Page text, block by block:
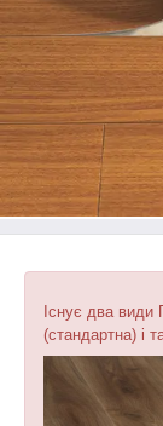
Існує два
(стандартна) і